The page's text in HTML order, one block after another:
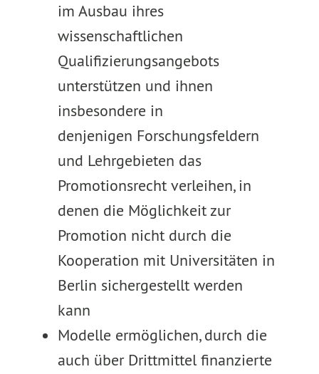
im Ausbau ihres
wissenschaftlichen
Qualifizierungsangebots
unterstützen und ihnen
insbesondere in
denjenigen Forschungsfeldern
und Lehrgebieten das
Promotionsrecht verleihen, in
denen die Möglichkeit zur
Promotion nicht durch die
Kooperation mit Universitäten in
Berlin sichergestellt werden
kann
Modelle ermöglichen, durch die
auch über Drittmittel finanzierte